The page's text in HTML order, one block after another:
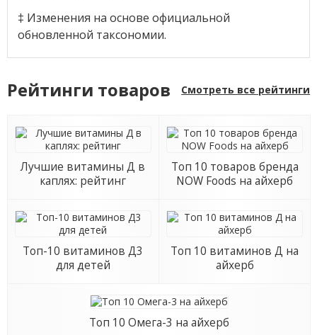
‡ Изменения на основе официальной
обновленной таксономии.
Рейтинги товаров Смотреть все рейтинги
Лучшие витамины Д в
каплях: рейтинг
Топ 10 товаров бренда
NOW Foods на айхерб
Топ-10 витаминов Д3
для детей
Топ 10 витаминов Д на
айхерб
Топ 10 Омега-3 на айхерб